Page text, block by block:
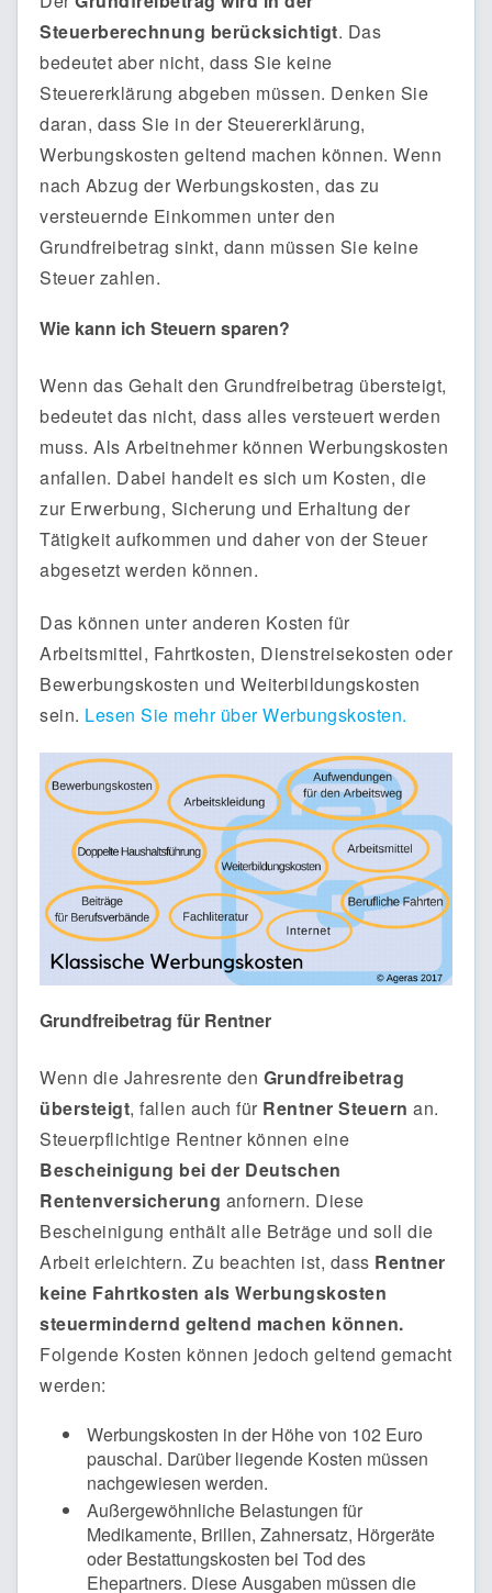
Steuerberechnung berücksichtigt. Das
bedeutet aber nicht, dass Sie keine
Steuererklärung abgeben müssen. Denken Sie
daran, dass Sie in der Steuererklärung,
Werbungskosten geltend machen können. Wenn
nach Abzug der Werbungskosten, das zu
versteuernde Einkommen unter den
Grundfreibetrag sinkt, dann müssen Sie keine
Steuer zahlen.
Wie kann ich Steuern sparen?
Wenn das Gehalt den Grundfreibetrag übersteigt,
bedeutet das nicht, dass alles versteuert werden
muss. Als Arbeitnehmer können Werbungskosten
anfallen. Dabei handelt es sich um Kosten, die
zur Erwerbung, Sicherung und Erhaltung der
Tätigkeit aufkommen und daher von der Steuer
abgesetzt werden können.
Das können unter anderen Kosten für
Arbeitsmittel, Fahrtkosten, Dienstreisekosten oder
Bewerbungskosten und Weiterbildungskosten
sein. Lesen Sie mehr über Werbungskosten.
Grundfreibetrag für Rentner
Wenn die Jahresrente den Grundfreibetrag
übersteigt, fallen auch für Rentner Steuern an.
Steuerpflichtige Rentner können eine
Bescheinigung bei der Deutschen
Rentenversicherung anfornern. Diese
Bescheinigung enthält alle Beträge und soll die
Arbeit erleichtern. Zu beachten ist, dass Rentner
keine Fahrtkosten als Werbungskosten
steuermindernd geltend machen können.
Folgende Kosten können jedoch geltend gemacht
werden:
Werbungskosten in der Höhe von 102 Euro
pauschal. Darüber liegende Kosten müssen
nachgewiesen werden.
Außergewöhnliche Belastungen für
Medikamente, Brillen, Zahnersatz, Hörgeräte
oder Bestattungskosten bei Tod des
Ehepartners. Diese Ausgaben müssen die